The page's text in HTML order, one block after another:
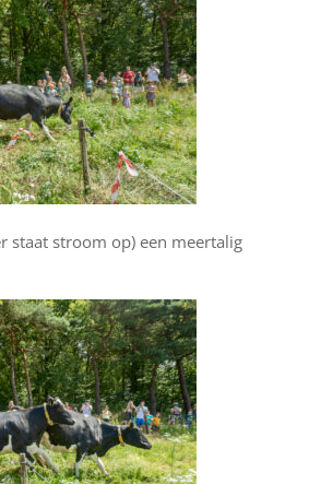
staat stroom op) een meertalig